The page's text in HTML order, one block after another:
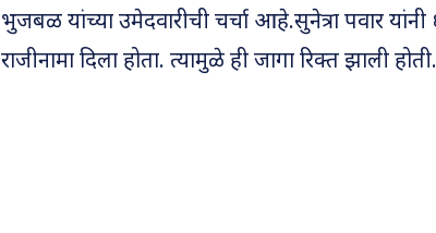
भुजबळ यांच्या उमेदवारीची चर्चा आहे.सुनेत्रा पवार
राजीनामा दिला होता. त्यामुळे ही जागा रिक्त झाली होती.